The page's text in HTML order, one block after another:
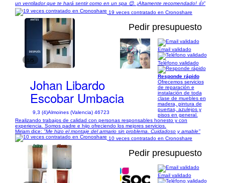
un ventilador que te hará sentir como en un spa 😌. ¡Altamente recomendado! 👍"
19 veces contratado en Cronoshare
1/5
Pedir presupuesto
Johan Libardo
Escobar Umbacia
9,3 (4)Almoines (Valencia) 46723
Email validado
Teléfono validado
Responde rápido
Ofrecemos servicios
de reparación e
instalación de toda
clase de muebles en
madera, pintura de
puertas, azulejos y
pisos en general.
Realizando trabajos de calidad con personas responsables honesto y con
experiencia. Somos padre e hijo ofreciendo los mejores servicios.
Miriam dice: "Me hizo el montaje del armario sin problema. Cuidadoso y amable"
10 veces contratado en Cronoshare
Pedir presupuesto
Email validado